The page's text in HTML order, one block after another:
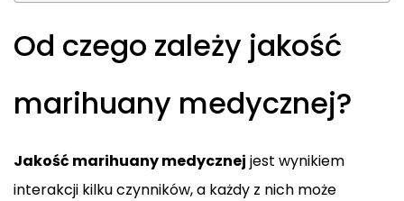
Od czego zależy jakość
marihuany medycznej?
Jakość marihuany medycznej jest wynikiem
interakcji kilku czynników, a każdy z nich może